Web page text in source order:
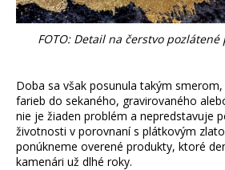
FOTO: Detail na čerstvo pozlátené
Doba sa však posunula takým
farieb do sekaného, gravirovaného
nie je žiaden problém a nepredstavuje
životnosti v porovnaní s plátkovým
ponúkneme overené produkty, ktoré
kamenári už dlhé roky.